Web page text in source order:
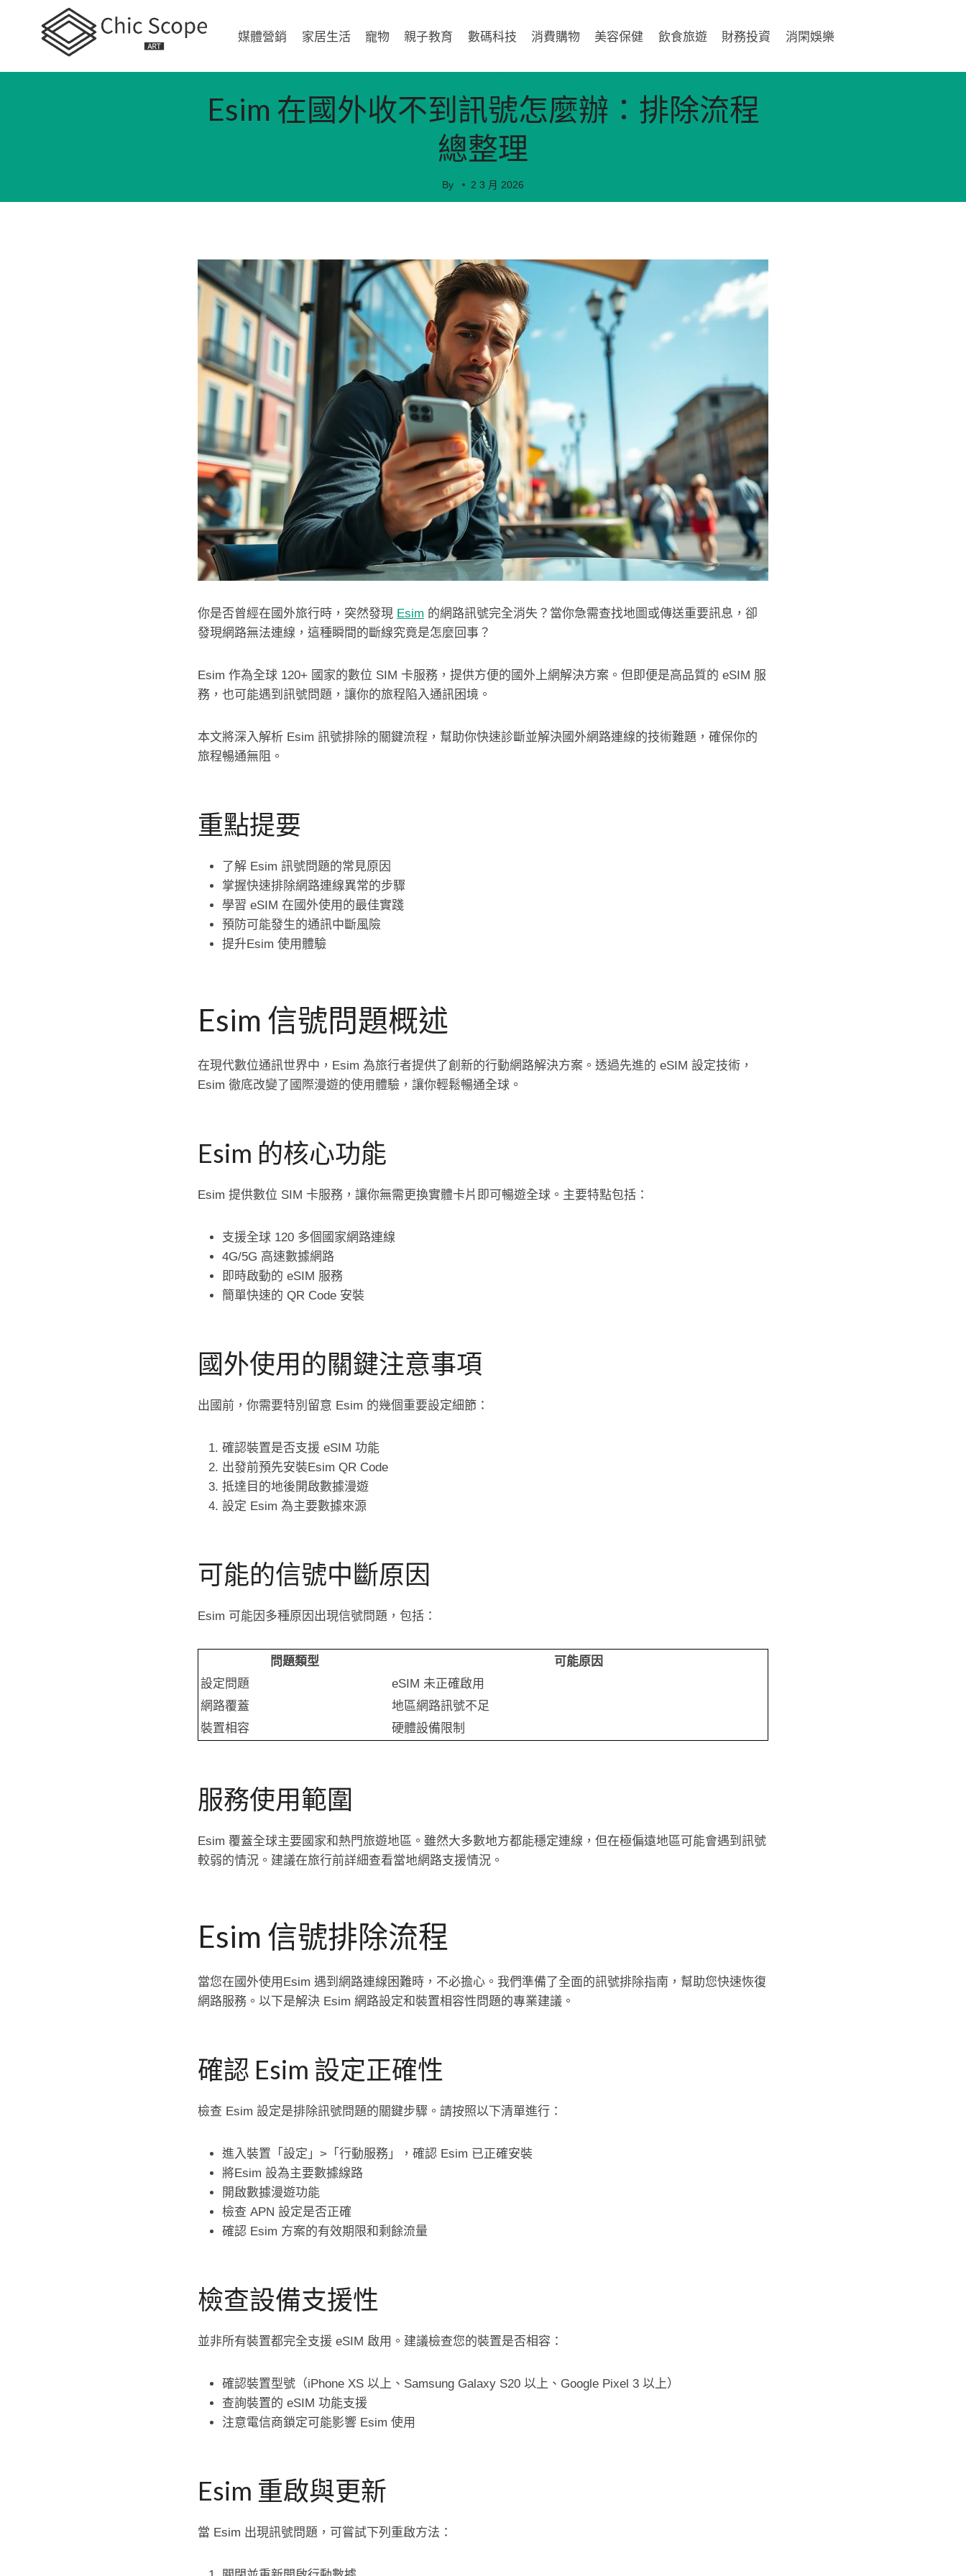
媒體營銷 家居生活 寵物 親子教育 數碼科技 消費購物 美容保健 飲食旅遊 財務投資 消閑娛樂
Esim 在國外收不到訊號怎麼辦：排除流程
總整理
By 2 3 月 2026
你是否曾經在國外旅行時，突然發現 Esim 的網路訊號完全消失？當你急需查找地圖或傳送重要訊息，卻
發現網路無法連線，這種瞬間的斷線究竟是怎麼回事？
Esim 作為全球 120+ 國家的數位 SIM 卡服務，提供方便的國外上網解決方案。但即便是高品質的 eSIM 服
務，也可能遇到訊號問題，讓你的旅程陷入通訊困境。
本文將深入解析 Esim 訊號排除的關鍵流程，幫助你快速診斷並解決國外網路連線的技術難題，確保你的
旅程暢通無阻。
重點提要
了解 Esim 訊號問題的常見原因
掌握快速排除網路連線異常的步驟
學習 eSIM 在國外使用的最佳實踐
預防可能發生的通訊中斷風險
提升Esim 使用體驗
Esim 信號問題概述
在現代數位通訊世界中，Esim 為旅行者提供了創新的行動網路解決方案。透過先進的 eSIM 設定技術，
Esim 徹底改變了國際漫遊的使用體驗，讓你輕鬆暢通全球。
Esim 的核心功能
Esim 提供數位 SIM 卡服務，讓你無需更換實體卡片即可暢遊全球。主要特點包括：
支援全球 120 多個國家網路連線
4G/5G 高速數據網路
即時啟動的 eSIM 服務
簡單快速的 QR Code 安裝
國外使用的關鍵注意事項
出國前，你需要特別留意 Esim 的幾個重要設定細節：
確認裝置是否支援 eSIM 功能
出發前預先安裝Esim QR Code
抵達目的地後開啟數據漫遊
設定 Esim 為主要數據來源
可能的信號中斷原因
Esim 可能因多種原因出現信號問題，包括：
問題類型
可能原因
設定問題
eSIM 未正確啟用
網路覆蓋
地區網路訊號不足
裝置相容
硬體設備限制
服務使用範圍
Esim 覆蓋全球主要國家和熱門旅遊地區。雖然大多數地方都能穩定連線，但在極偏遠地區可能會遇到訊號
較弱的情況。建議在旅行前詳細查看當地網路支援情況。
Esim 信號排除流程
當您在國外使用Esim 遇到網路連線困難時，不必擔心。我們準備了全面的訊號排除指南，幫助您快速恢復
網路服務。以下是解決 Esim 網路設定和裝置相容性問題的專業建議。
確認 Esim 設定正確性
檢查 Esim 設定是排除訊號問題的關鍵步驟。請按照以下清單進行：
進入裝置「設定」>「行動服務」，確認 Esim 已正確安裝
將Esim 設為主要數據線路
開啟數據漫遊功能
檢查 APN 設定是否正確
確認 Esim 方案的有效期限和剩餘流量
檢查設備支援性
並非所有裝置都完全支援 eSIM 啟用。建議檢查您的裝置是否相容：
確認裝置型號（iPhone XS 以上、Samsung Galaxy S20 以上、Google Pixel 3 以上）
查詢裝置的 eSIM 功能支援
注意電信商鎖定可能影響 Esim 使用
Esim 重啟與更新
當 Esim 出現訊號問題，可嘗試下列重啟方法：